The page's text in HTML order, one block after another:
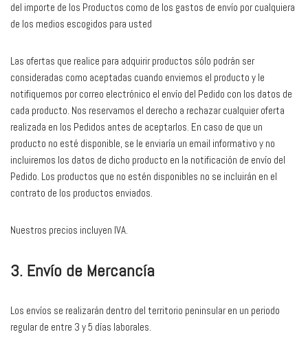
del importe de los Productos como de los gastos de envío por cualquiera
de los medios escogidos para usted
Las ofertas que realice para adquirir productos sólo podrán ser
consideradas como aceptadas cuando enviemos el producto y le
notifiquemos por correo electrónico el envío del Pedido con los datos de
cada producto. Nos reservamos el derecho a rechazar cualquier oferta
realizada en los Pedidos antes de aceptarlos. En caso de que un
producto no esté disponible, se le enviaría un email informativo y no
incluiremos los datos de dicho producto en la notificación de envío del
Pedido. Los productos que no estén disponibles no se incluirán en el
contrato de los productos enviados.
Nuestros precios incluyen IVA.
3. Envío de Mercancía
Los envíos se realizarán dentro del territorio peninsular en un periodo
regular de entre 3 y 5 días laborales.